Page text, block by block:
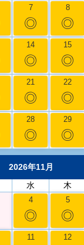
7
◎
8
◎
14
◎
15
◎
21
◎
22
◎
28
◎
29
◎
2026年11月
水 木
4
◎
5
◎
11 12